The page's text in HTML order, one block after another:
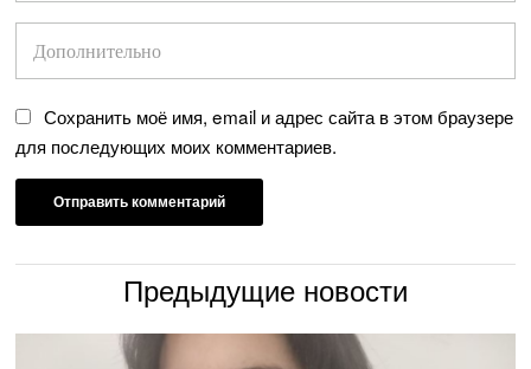
Сохранить моё имя, email и адрес сайта в этом браузере
для последующих моих комментариев.
Предыдущие новости